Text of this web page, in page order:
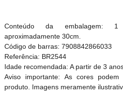
Conteúdo da embalagem:
aproximadamente 30cm.
Código de barras: 7908842866033
Referência: BR2544
Idade recomendada: A partir de 3
Aviso importante: As cores
produto. Imagens meramente